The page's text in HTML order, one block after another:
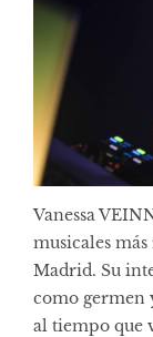
Vanessa
musicales
Madrid. Su
como germen
al tiempo que